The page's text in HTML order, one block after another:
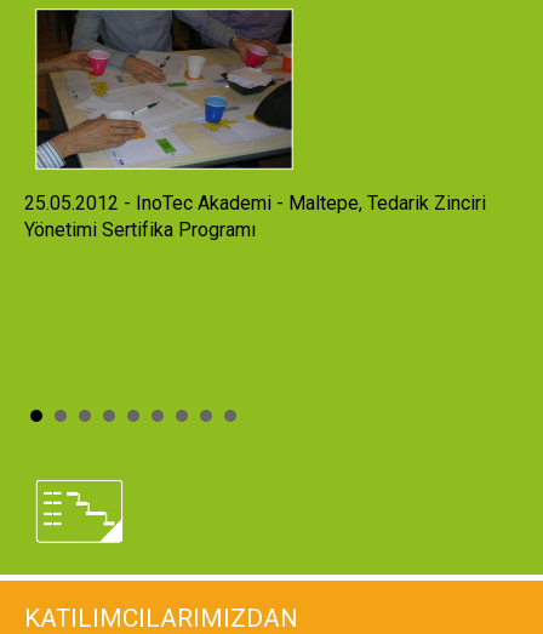
25.05.2012 - InoTec Akademi - Maltepe, Tedarik Zinciri
Yönetimi Sertifika Programı
KATILIMCILARIMIZDAN